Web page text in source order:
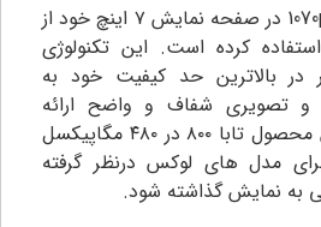
آیفون تصویری تابا 1070pro در صفحه نمایش ۷ اینچ خود از
تکنولوژی TFT_LCD استفاده کرده است. این تکنولوژی
بالاترین حد کیفیت خود به
و تصویری شفاف و واضح ارائه
شود.دقت تصویری این محصول تابا ۸۰۰ در ۴۸۰ مگاپیکسل
مدل های لوکس درنظر گرفته
به نمایش گذاشته شود.